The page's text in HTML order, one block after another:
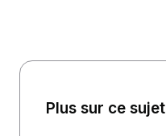
Plus sur ce sujet